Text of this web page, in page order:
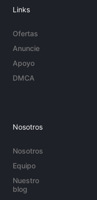
Links
Ofertas
Anuncie
Apoyo
DMCA
Nosotros
Nosotros
Equipo
Nuestro
blog